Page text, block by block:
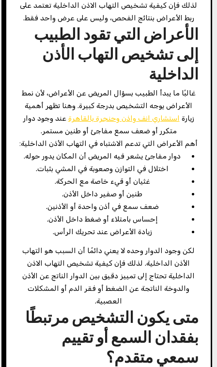
لذلك فإن كيفية تشخيص التهاب الاذن الداخلية تعتمد على
ربط الأعراض بنتائج الفحص، وليس على عرض واحد فقط.
الأعراض التي تقود الطبيب
إلى تشخيص التهاب الأذن
الداخلية
غالبًا ما يبدأ الطبيب بسؤال المريض عن الأعراض، لأن نمط
الأعراض يوجه التشخيص بدرجة كبيرة. وهنا تظهر أهمية
زيارة استشاري انف واذن وحنجرة بالقاهرة​ عند وجود دوار
متكرر أو ضعف سمع مفاجئ أو طنين مستمر.
أهم الأعراض التي تدعم الاشتباه في التهاب الأذن الداخلية:
دوار مفاجئ يشعر فيه المريض أن المكان يدور حوله.
اختلال في التوازن وصعوبة في المشي بثبات.
غثيان أو قيء خاصة مع الحركة.
طنين أو صفير داخل الأذن.
ضعف سمع في أذن واحدة أو الأذنين.
إحساس بامتلاء أو ضغط داخل الأذن.
زيادة الأعراض عند تحريك الرأس.
لكن وجود الدوار وحده لا يعني دائمًا أن السبب هو التهاب
الأذن الداخلية. لذلك فإن كيفية تشخيص التهاب الاذن
الداخلية تحتاج إلى تمييز دقيق بين الدوار الناتج عن الأذن
والدوخة الناتجة عن الضغط أو فقر الدم أو المشكلات
العصبية.
متى يكون التشخيص مرتبطًا
بفقدان السمع أو تقييم
سمعي متقدم؟